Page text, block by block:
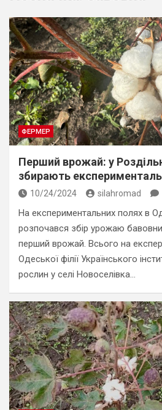
ФЕРМЕР
Перший врожай: у
збирають
10/24/2024 silahromad
На експериментальних полях в
розпочався збір урожаю
перший врожай. Всього на
Одеської філії Українського
рослин у селі Новоселівка…